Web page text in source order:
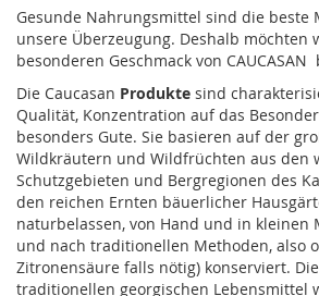
Gesunde Nahrungsmittel sind die beste
unsere Überzeugung. Deshalb möchten
besonderen Geschmack von
Die Caucasan Produkte sind
Qualität, Konzentration auf das
besonders Gute. Sie basieren auf der
Wildkräutern und Wildfrüchten aus den
Schutzgebieten und Bergregionen des
den reichen Ernten bäuerlicher
naturbelassen, von Hand und in kleinen
und nach traditionellen Methoden, also
Zitronensäure falls nötig) konserviert.
traditionellen georgischen Lebensmittel